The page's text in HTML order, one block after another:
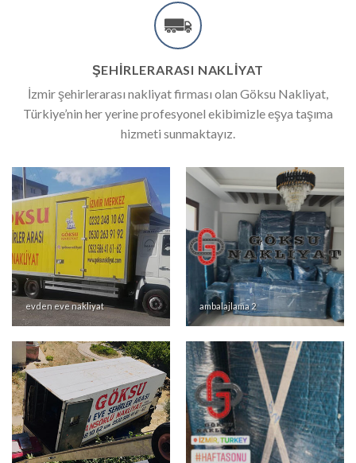
Asansörlerimiz 25. kata kadar çıkabilmektedir. Bu sayede
yüksek binalarda oturanların eşyaları gönül rahatlığıyla
taşınmaktadır.
ŞEHİRLERARASI NAKLİYAT
İzmir şehirlerarası nakliyat firması olan Göksu Nakliyat,
Türkiye’nin her yerine profesyonel ekibimizle eşya taşıma
hizmeti sunmaktayız.
evden eve nakliyat ambalajlama 2